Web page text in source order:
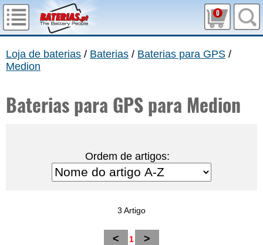
0
Loja de baterias / Baterias / Baterias para GPS /
Medion
Baterias para GPS para Medion
Ordem de artigos:
3 Artigo
< 1 >